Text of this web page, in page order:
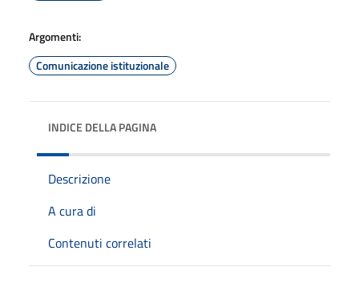
Argomenti:
Comunicazione istituzionale
INDICE DELLA PAGINA
Descrizione
A cura di
Contenuti correlati